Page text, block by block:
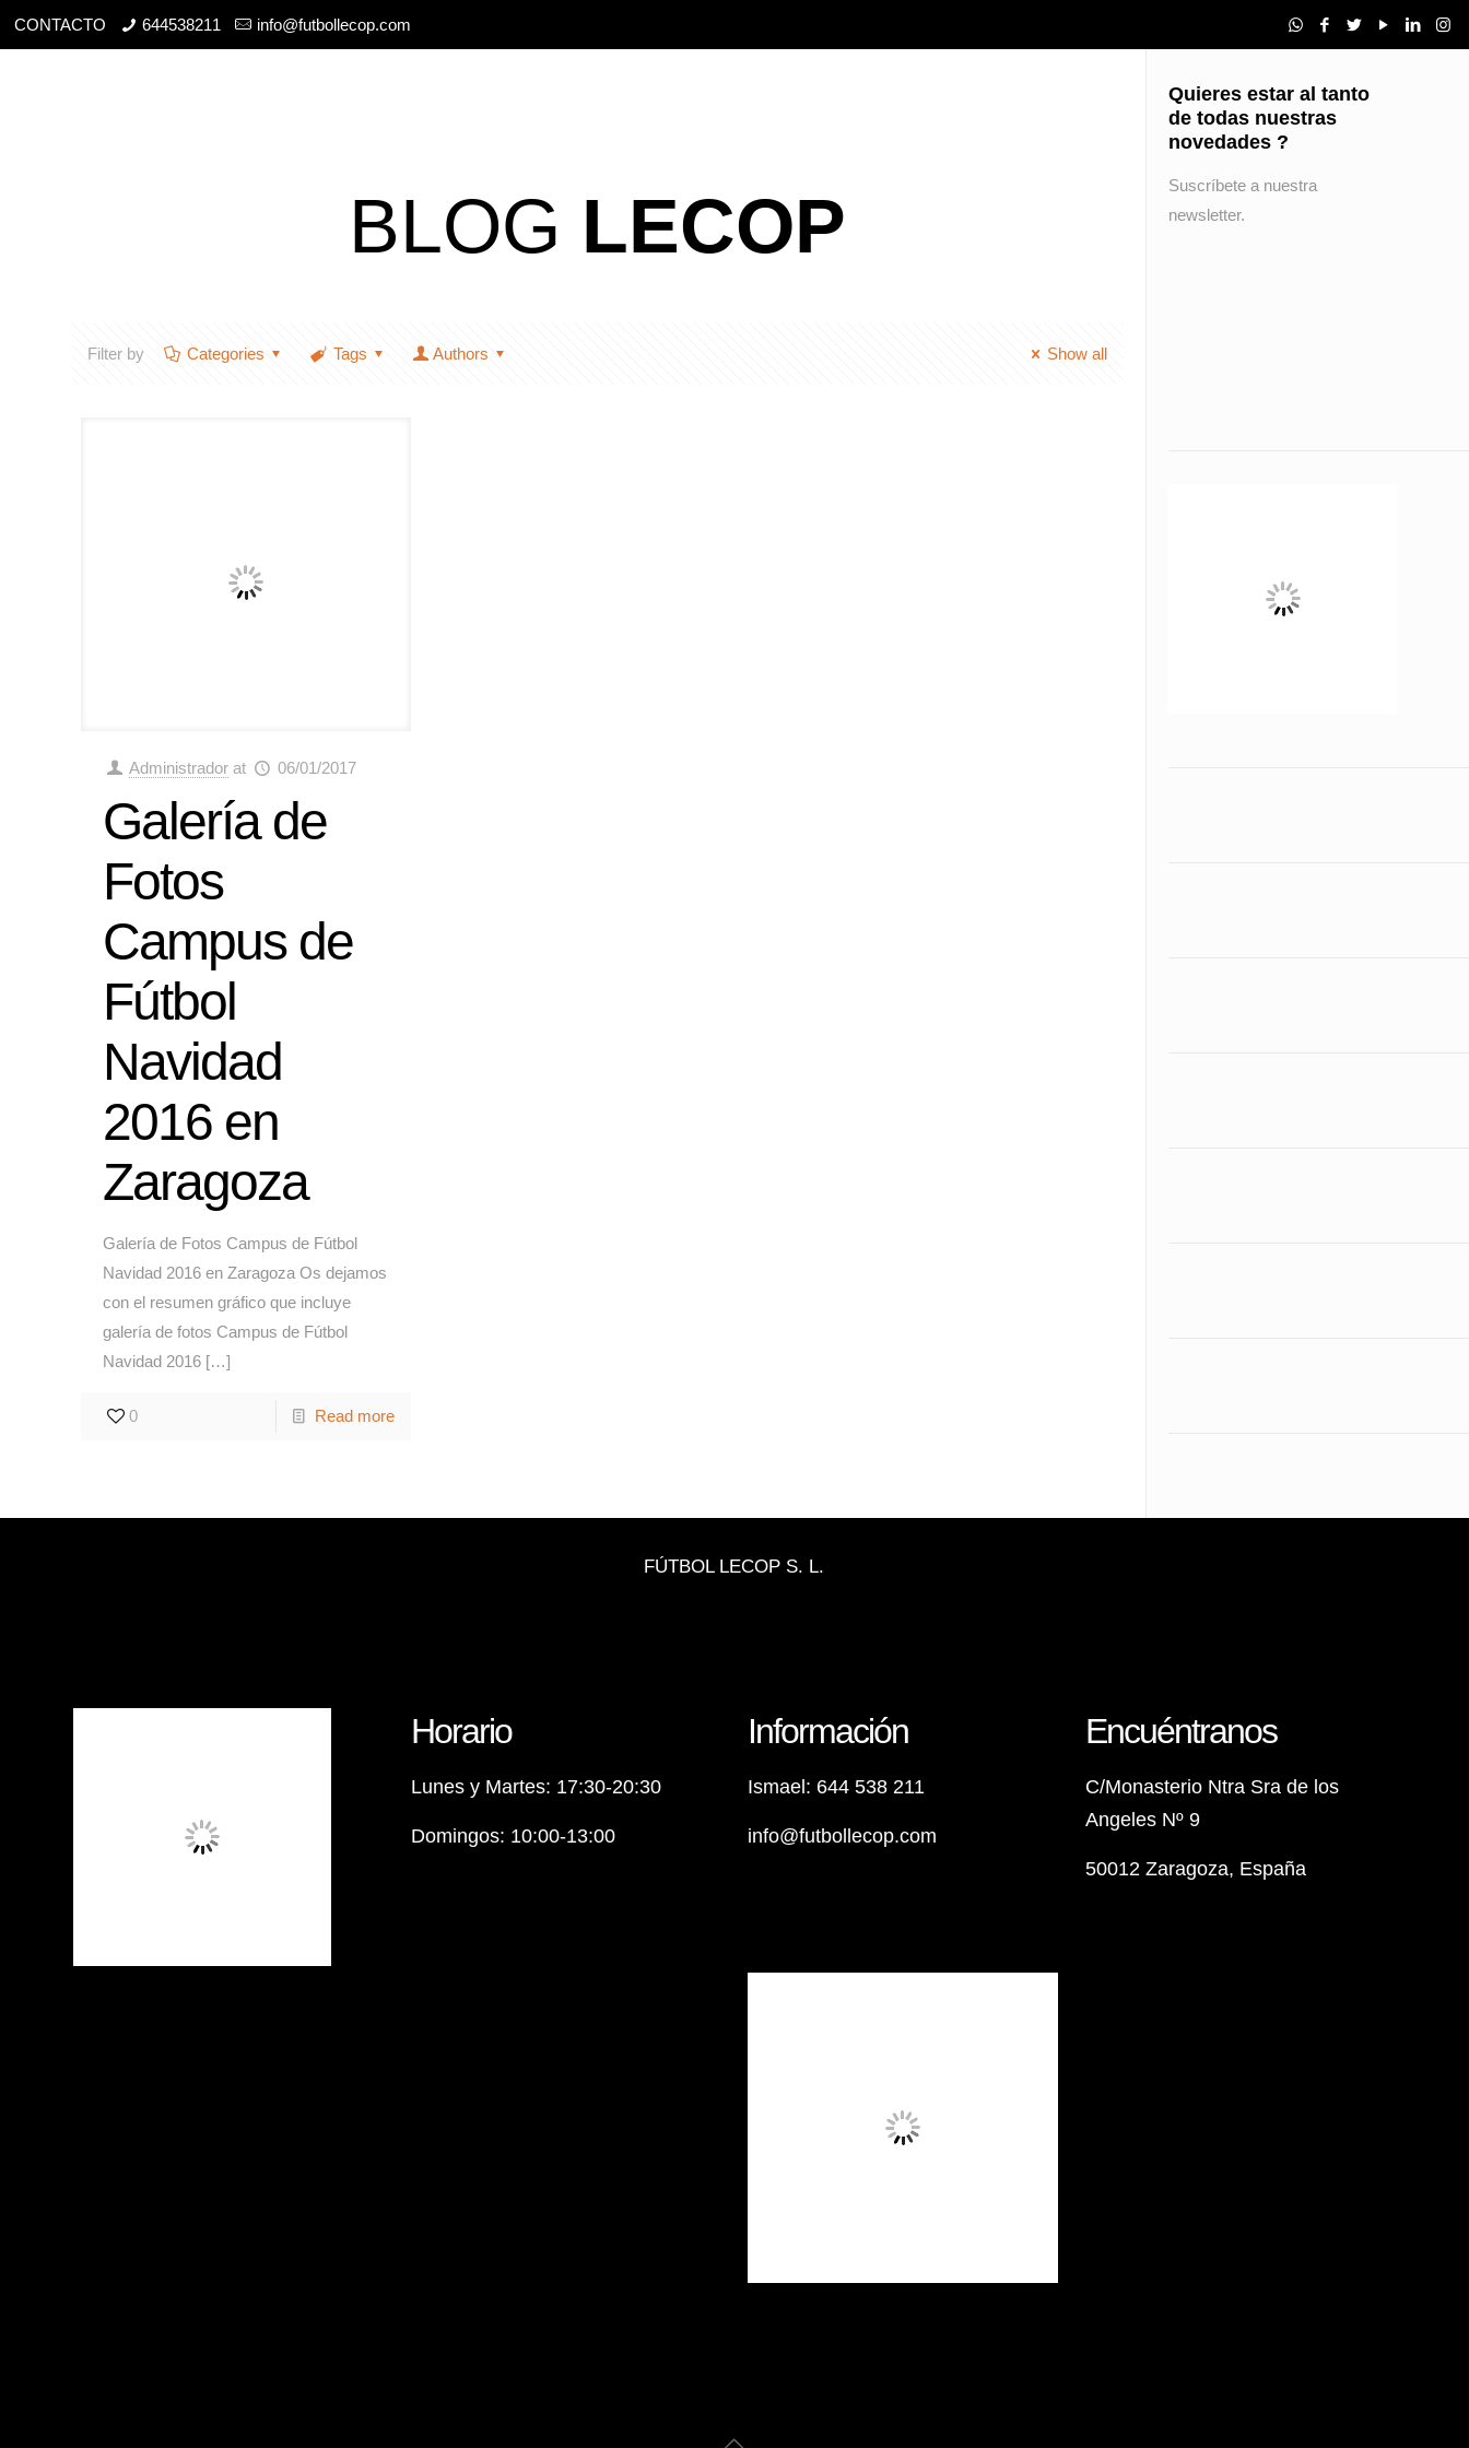
CONTACTO 644538211 info@futbollecop.com
BLOG LECOP
Filter by Categories Tags Authors Show all
Administrador at 06/01/2017
Galería de
Fotos
Campus de
Fútbol
Navidad
2016 en
Zaragoza
Galería de Fotos Campus de Fútbol
Navidad 2016 en Zaragoza Os dejamos
con el resumen gráfico que incluye
galería de fotos Campus de Fútbol
Navidad 2016 […]
0 Read more
Quieres estar al tanto
de todas nuestras
novedades ?
Suscríbete a nuestra
newsletter.
FÚTBOL LECOP S. L.
Horario
Lunes y Martes: 17:30-20:30
Domingos: 10:00-13:00
Información
Ismael: 644 538 211
info@futbollecop.com
Encuéntranos
C/Monasterio Ntra Sra de los
Angeles Nº 9
50012 Zaragoza, España